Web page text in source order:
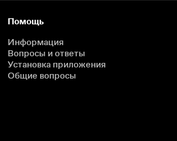
Помощь
Информация
Вопросы и ответы
Установка приложения
Общие вопросы